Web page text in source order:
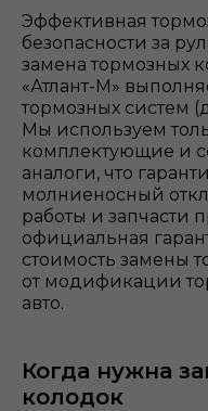
Эффективная
безопасности за
замена тормозных
«Атлант-М»
тормозных систем
Мы используем
комплектующие и
аналоги, что
молниеносный
работы и запчасти
официальная
стоимость замены
от модификации
авто.
Когда нужна
колодок